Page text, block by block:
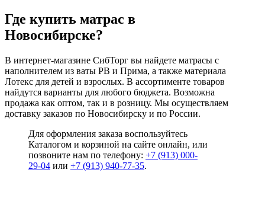
Где купить матрас в
Новосибирске?
В интернет-магазине СибТорг вы найдете матрасы с
наполнителем из ваты РВ и Прима, а также материала
Лотекс для детей и взрослых. В ассортименте товаров
найдутся варианты для любого бюджета. Возможна
продажа как оптом, так и в розницу. Мы осуществляем
доставку заказов по Новосибирску и по России.
Для оформления заказа воспользуйтесь
Каталогом и корзиной на сайте онлайн, или
позвоните нам по телефону: +7 (913) 000-
29-04 или +7 (913) 940-77-35.